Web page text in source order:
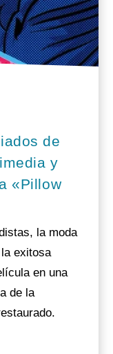
de
y
«Pillow
la moda
exitosa
en una
de la